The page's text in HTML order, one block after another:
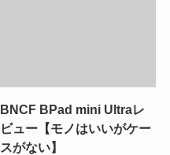
BNCF BPad mini Ultraレ
ビュー【モノはいいがケー
スがない】